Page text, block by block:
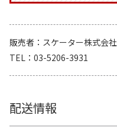
販売者
スケーター株式会社
TEL
03-5206-3931
配送情報